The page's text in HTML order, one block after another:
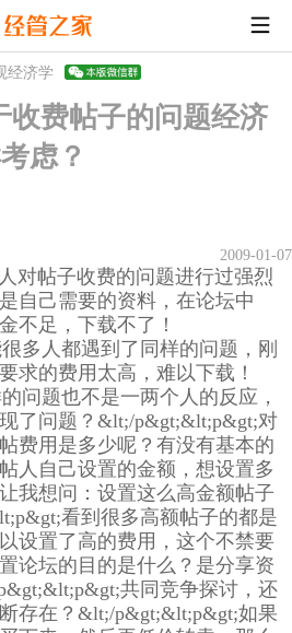
经济学
费帖子的问题经济
虑？
2009-01-07
对帖子收费的问题进行过强烈
自己需要的资料，在论坛中
不足，下载不了！
多人都遇到了同样的问题，刚
求的费用太高，难以下载！
问题也不是一两个人的反应，
了问题？&lt;/p&gt;&lt;p&gt;对
费用是多少呢？有没有基本的
人自己设置的金额，想设置多
我想问：设置这么高金额帖子
看到很多高额帖子的都是
设置了高的费用，这个不禁要
论坛的目的是什么？是分享资
共同竞争探讨，还
存在？&lt;/p&gt;&lt;p&gt;如果